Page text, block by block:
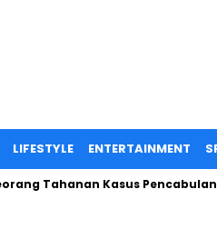
LIFESTYLE ENTERTAINMENT
Tahanan Kasus Pencabulan